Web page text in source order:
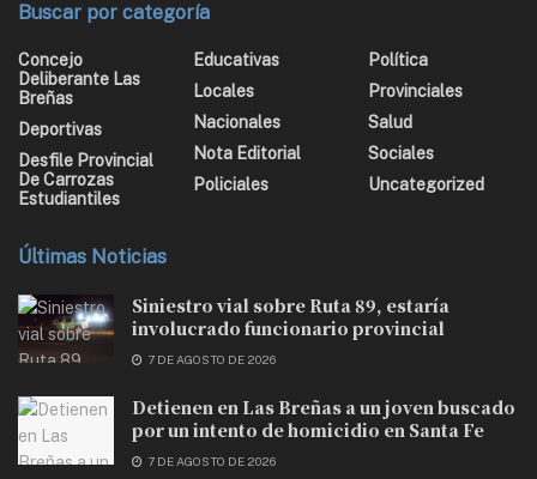
Buscar por categoría
Concejo
Deliberante Las
Breñas
Deportivas
Desfile Provincial
De Carrozas
Estudiantiles
Educativas
Locales
Nacionales
Nota Editorial
Policiales
Política
Provinciales
Salud
Sociales
Uncategorized
Últimas Noticias
Siniestro vial sobre Ruta 89, estaría
involucrado funcionario provincial
7 DE AGOSTO DE 2026
Detienen en Las Breñas a un joven buscado
por un intento de homicidio en Santa Fe
7 DE AGOSTO DE 2026